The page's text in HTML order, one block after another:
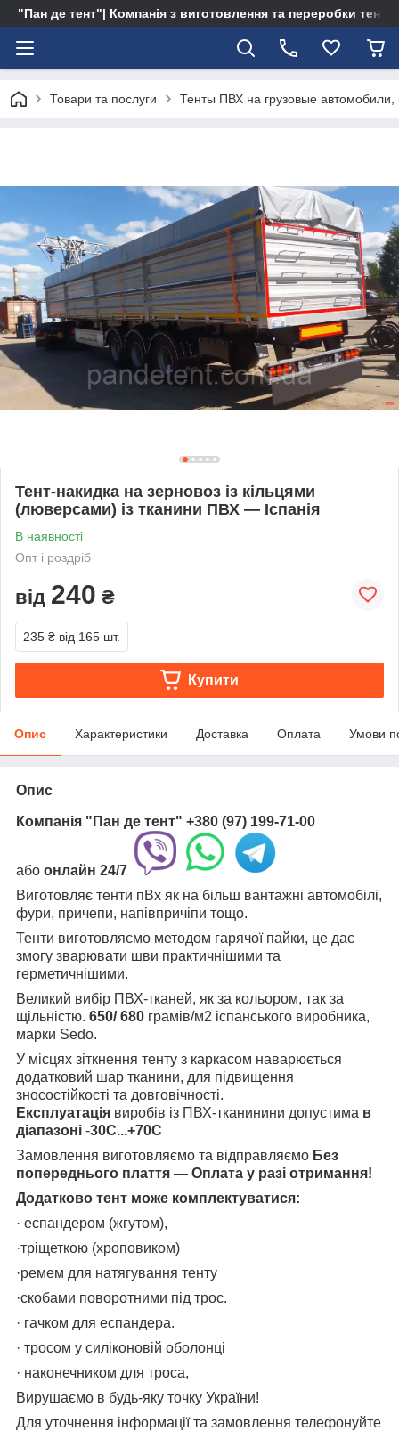
"Пан де тент"| Компанія з виготовлення та переробки тентів
Товари та послуги Тенты ПВХ на грузовые
Тент-накидка на зерновоз із кільцями
(люверсами) із тканини ПВХ — Іспанія
В наявності
Опт і роздріб
від 240 ₴
235 ₴ від 165 шт.
Купити
Опис Характеристики Доставка Оплата Умови
Опис
Компанія "Пан де тент" +380 (97) 199-71-00
або онлайн 24/7
Виготовляє тенти пВх як на більш вантажні автомобілі,
фури, причепи, напівпричіпи тощо.
Тенти виготовляємо методом гарячої пайки, це дає
змогу зварювати шви практичнішими та
герметичнішими.
Великий вибір ПВХ-тканей, як за кольором, так за
щільністю. 650/ 680 грамів/м2 іспанського виробника,
марки Sedo.
У місцях зіткнення тенту з каркасом наварюється
додатковий шар тканини, для підвищення
зносостійкості та довговічності.
Експлуатація виробів із ПВХ-тканинини допустима в
діапазоні -30C...+70C
Замовлення виготовляємо та відправляємо Без
попереднього плаття — Оплата у разі отримання!
Додатково тент може комплектуватися:
· еспандером (жгутом),
·тріщеткою (хроповиком)
·ремем для натягування тенту
·скобами поворотними під трос.
· гачком для еспандера.
· тросом у силіконовій оболонці
· наконечником для троса,
Вирушаємо в будь-яку точку України!
Для уточнення інформації та замовлення телефонуйте